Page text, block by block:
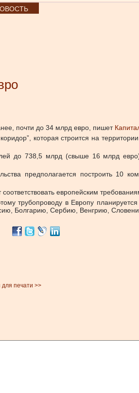
почти до 34 млрд евро, пишет
которая строится на
до 738,5 млрд (свыше 16 млрд
предполагается построить 10
европейским
трубопроводу в Европу
Болгарию, Сербию, Венгрию,
для печати >>